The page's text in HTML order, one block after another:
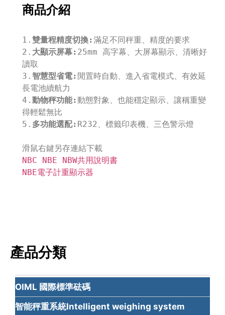
商品介紹
1. 雙量程精度切換: 滿足不同秤重、精度的要求
2. 大顯示屏幕: 25mm 高字幕、大屏幕顯示、清晰好
讀取
3. 智慧型省電: 閒置時自動、進入省電模式、有效延
長電池續航力
4. 動物秤功能: 動態對象、也能穩定顯示、讓稱重變
得輕鬆無比
5. 多功能選配: R232、標籤印表機、三色警示燈
NBC NBE NBW共用說明書
NBE電子計重顯示器
產品分類
OIML 國際標準砝碼
智能秤重系統Intelligent weighing system